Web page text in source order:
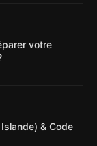
votre
& Code